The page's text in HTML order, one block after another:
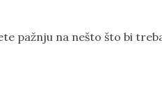
pažnju na nešto što bi